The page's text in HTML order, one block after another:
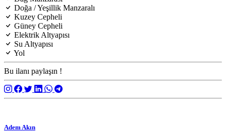
Doğa / Yeşillik Manzaralı
Kuzey Cepheli
Güney Cepheli
Elektrik Altyapısı
Su Altyapısı
Yol
Bu ilanı paylaşın !
Adem Akın